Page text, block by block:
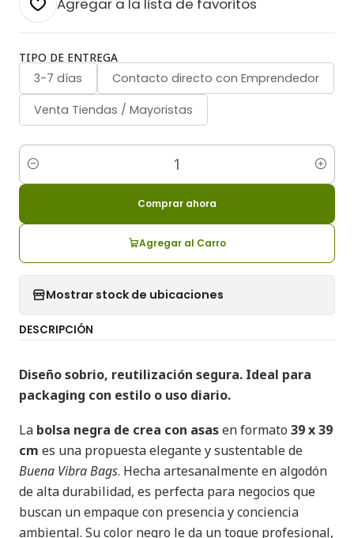
TIPO DE ENTREGA
3-7 días
Contacto directo con Emprendedor
Venta Tiendas / Mayoristas
Cantidad
Agregar al Carro
Comprar ahora
Mostrar stock de ubicaciones
DESCRIPCIÓN
Diseño sobrio, reutilización segura. Ideal para
packaging con estilo o uso diario.
La bolsa negra de crea con asasen formato 39 x 39
cm es una propuesta elegante y sustentable de
Buena Vibra Bags. Hecha artesanalmente en algodón
de alta durabilidad, es perfecta para negocios que
buscan un empaque con presencia y conciencia
ambiental. Su color negro le da un toque profesional,